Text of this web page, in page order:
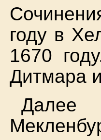
году в
1670
Дитмара
Далее